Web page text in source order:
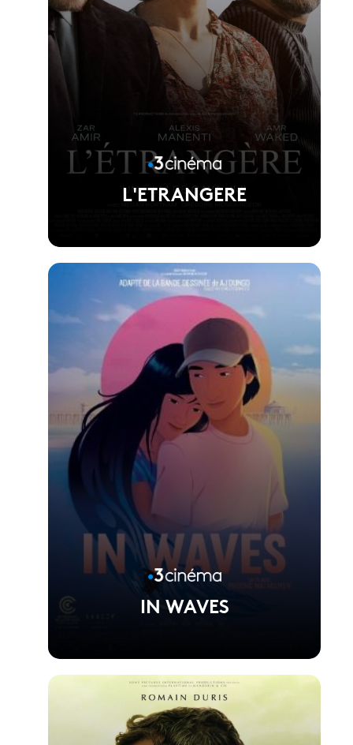
L'ETRANGERE
Réalisé par Gaya jiji
Voir la fiche du film
IN WAVES
Voir la fiche du film